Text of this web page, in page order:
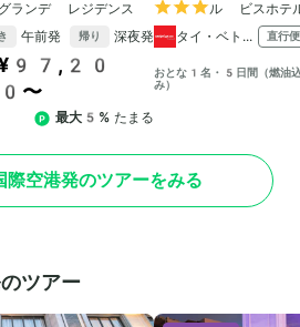
ランデ レジデンス
午前発 帰り 深夜発
0〜
最大5% たまる
ル ビスホテ
タイ・ベトジェットエア
直行便
おとな1名・5日間（燃油
み）
際空港発のツアーをみる
ツアー